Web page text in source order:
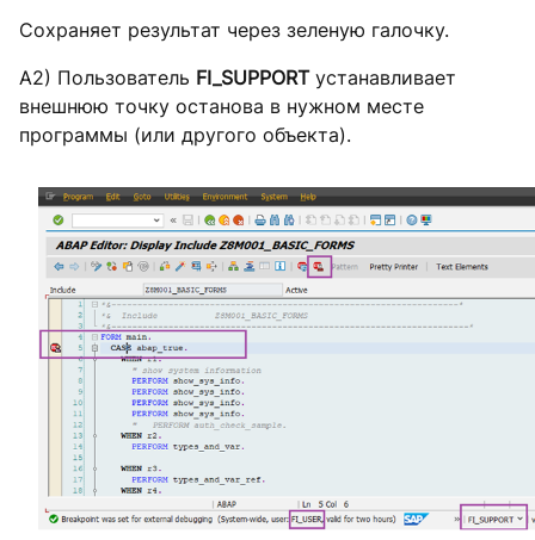
Сохраняет результат через зеленую галочку.
А2) Пользователь FI _SUPPORTустанавливает
внешнюю точку останова в нужном месте
программы (или другого объекта).